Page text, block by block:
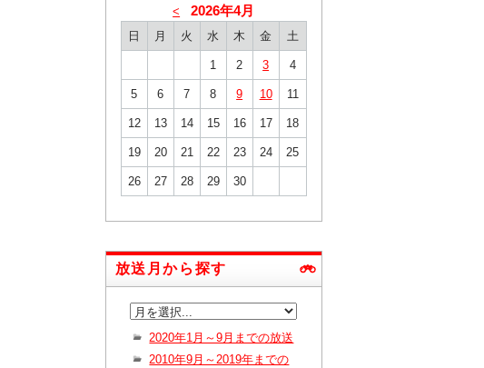
< 2026年4月
日 月 火 水 木 金 土
1 2 3 4
5 6 7 8 9 10 11
12 13 14 15 16 17 18
19 20 21 22 23 24 25
26 27 28 29 30
放送月から探す
2020年1月～9月までの放送
2010年9月～2019年までの